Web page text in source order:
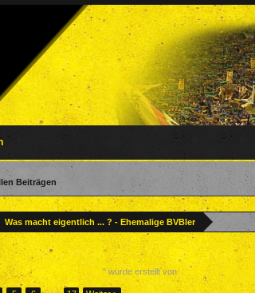
Was macht eigentlich ... ? - Ehemalige BVBler
... ? - Ehemalige BVBler" wurde erstellt vonForenteam, 27. Juli
Beiträgen